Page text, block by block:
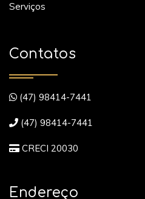
Serviços
Contatos
(47) 98414-7441
(47) 98414-7441
CRECI 20030
Endereço